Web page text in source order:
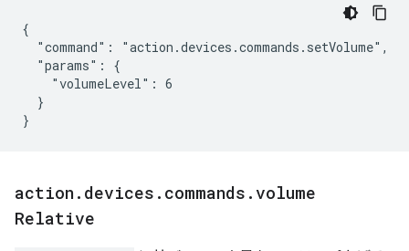
{
  "command": "action.devices.commands.setVolume",
  "params": {
    "volumeLevel": 6
  }
}
action . devices . commands . volume
Relative